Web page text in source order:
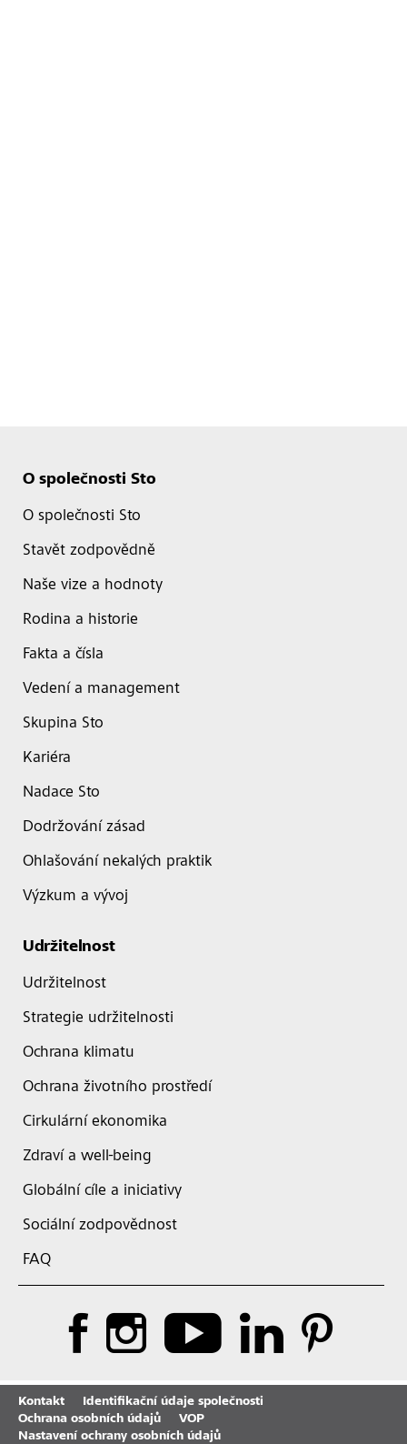
O společnosti Sto
O společnosti Sto
Stavět zodpovědně
Naše vize a hodnoty
Rodina a historie
Fakta a čísla
Vedení a management
Skupina Sto
Kariéra
Nadace Sto
Dodržování zásad
Ohlašování nekalých praktik
Výzkum a vývoj
Udržitelnost
Udržitelnost
Strategie udržitelnosti
Ochrana klimatu
Ochrana životního prostředí
Cirkulární ekonomika
Zdraví a well-being
Globální cíle a iniciativy
Sociální zodpovědnost
FAQ
Kontakt
Identifikační údaje společnosti
Ochrana osobních údajů
VOP
Nastavení ochrany osobních údajů